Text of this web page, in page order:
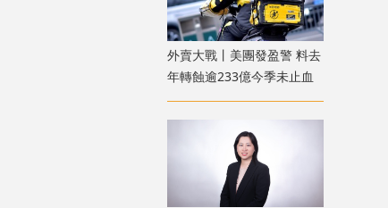
外賣大戰丨美團發盈警 料去
年轉蝕逾233億今季未止血